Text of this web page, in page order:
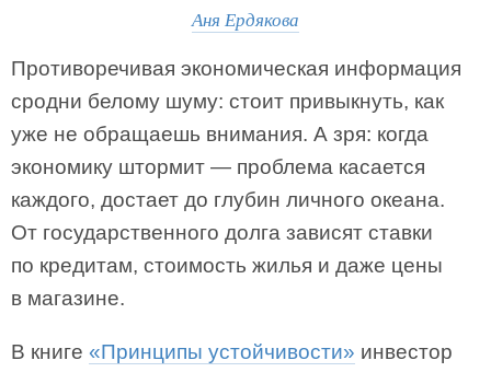
Аня Ердякова
Противоречивая экономическая информация
сродни белому шуму: стоит привыкнуть, как
уже не обращаешь внимания. А зря: когда
экономику штормит — проблема касается
каждого, достает до глубин личного океана.
От государственного долга зависят ставки
по кредитам, стоимость жилья и даже цены
в магазине.
В книге «Принципы устойчивости» инвестор